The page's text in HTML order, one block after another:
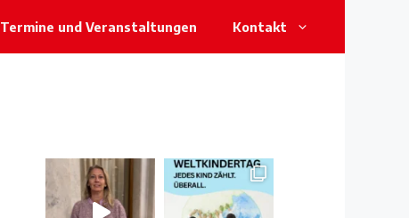
Termine und Veranstaltungen Kontakt